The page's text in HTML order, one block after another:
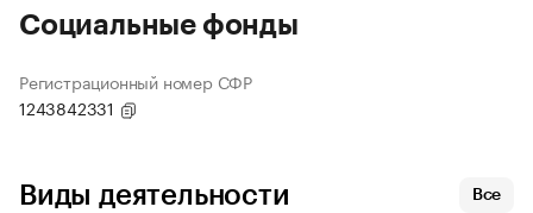
Социальные фонды
Регистрационный номер СФР
1243842331
Виды деятельности Все